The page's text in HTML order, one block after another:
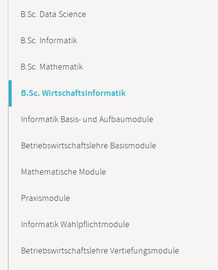
B.Sc. Data Science
B.Sc. Informatik
B.Sc. Mathematik
B.Sc. Wirtschaftsinformatik
Informatik Basis- und Aufbaumodule
Betriebswirtschaftslehre Basismodule
Mathematische Module
Praxismodule
Informatik Wahlpflichtmodule
Betriebswirtschaftslehre Vertiefungsmodule